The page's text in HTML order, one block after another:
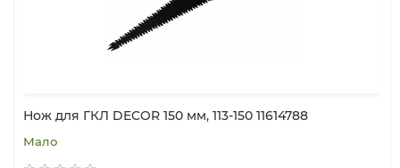
Нож для ГКЛ DECOR 150 мм, 113-150 11614788
Мало